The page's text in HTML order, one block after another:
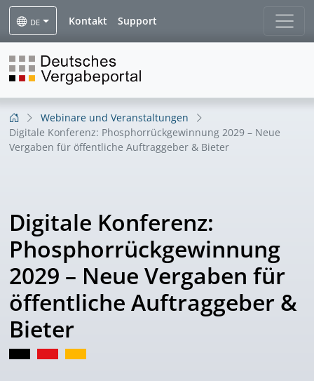
DE Kontakt Support
Webinare und Veranstaltungen
Digitale Konferenz: Phosphorrückgewinnung 2029 – Neue
Vergaben für öffentliche Auftraggeber & Bieter
Digitale Konferenz:
Phosphorrückgewinnung
2029 – Neue Vergaben für
öffentliche Auftraggeber &
Bieter